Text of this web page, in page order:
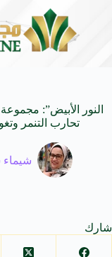
للأجيال 8 أغسطس 2026
النور الأبيض”:
تحارب التنمر
شارك